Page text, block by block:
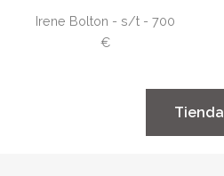
Irene Bolton - s/t - 700
€
​Tienda​